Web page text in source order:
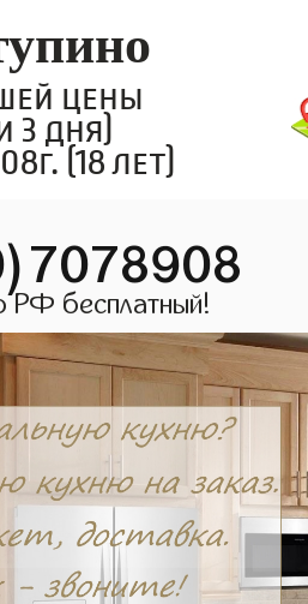
цены
3 дня)
(18 лет)
РФ бесплатный!